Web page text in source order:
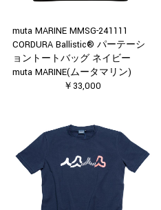
muta MARINE MMSG-241111
CORDURA Ballistic® パーテーシ
ョントートバッグ ネイビー
muta MARINE(ムータマリン)
￥33,000